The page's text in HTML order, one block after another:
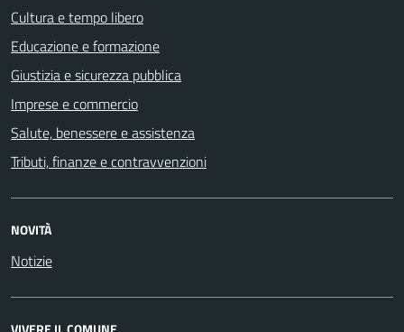
Cultura e tempo libero
Educazione e formazione
Giustizia e sicurezza pubblica
Imprese e commercio
Salute, benessere e assistenza
Tributi, finanze e contravvenzioni
NOVITÀ
Notizie